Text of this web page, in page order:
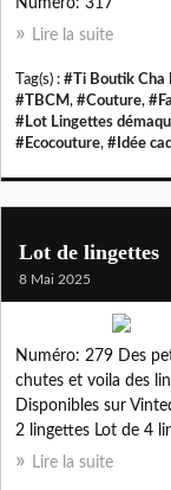
Numéro: 317
Lire la suite
Tag(s) : #Ti Boutik Cha
#TBCM, #Couture,
#Lot Lingettes
#Ecocouture, #Idée
Lot de lingettes
8 Mai 2025
Numéro: 279 Des
chutes et voila des
Disponibles sur
2 lingettes Lot de 4
Lire la suite